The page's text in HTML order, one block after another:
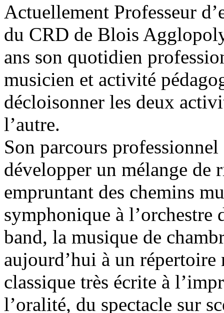
Actuellement Professeur
du CRD de Blois
ans son quotidien
musicien et activité
décloisonner les deux
l’autre.
Son parcours
développer un mélange de
empruntant des chemins
symphonique à l’orchestre
band, la musique de
aujourd’hui à un
classique très écrite à
l’oralité, du spectacle sur